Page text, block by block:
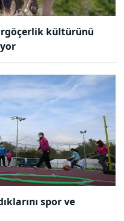
kültürünü
spor ve